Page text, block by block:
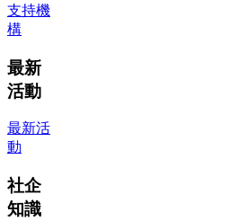
支持機
構
最新
活動
最新活
動
社企
知識